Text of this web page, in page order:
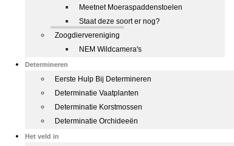
Meetnet Moeraspaddenstoelen
Staat deze soort er nog?
Zoogdiervereniging
NEM Wildcamera's
Determineren
Eerste Hulp Bij Determineren
Determinatie Vaatplanten
Determinatie Korstmossen
Determinatie Orchideeën
Het veld in